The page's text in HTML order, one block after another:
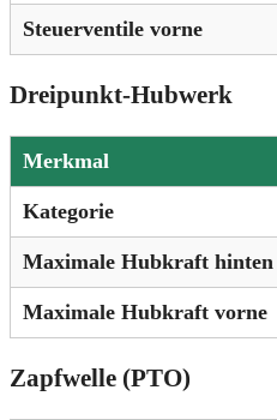
Steuerventile vorne
Dreipunkt-Hubwerk
Merkmal
Kategorie
Maximale Hubkraft hinten
Maximale Hubkraft vorne
Zapfwelle (PTO)